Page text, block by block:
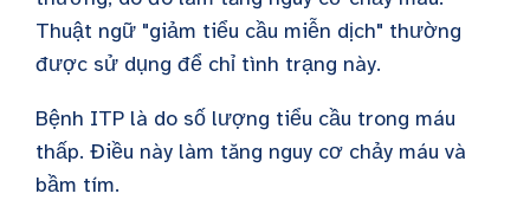
Thuật ngữ "giảm tiểu cầu miễn dịch" thường
được sử dụng để chỉ tình trạng này.
Bệnh ITP là do số lượng tiểu cầu trong máu
thấp. Điều này làm tăng nguy cơ chảy máu và
bầm tím.